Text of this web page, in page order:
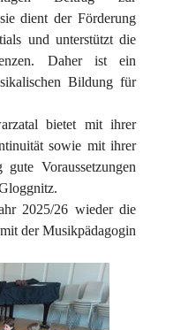
dient der Förderung
und unterstützt die
Daher ist ein
Bildung für
bietet mit ihrer
sowie mit ihrer
gute Voraussetzungen
2025/26 wieder die
der Musikpädagogin